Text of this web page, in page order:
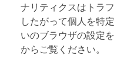
ナリティクスはトラ
したがって個人を特
いのブラウザの設定
からご覧ください。